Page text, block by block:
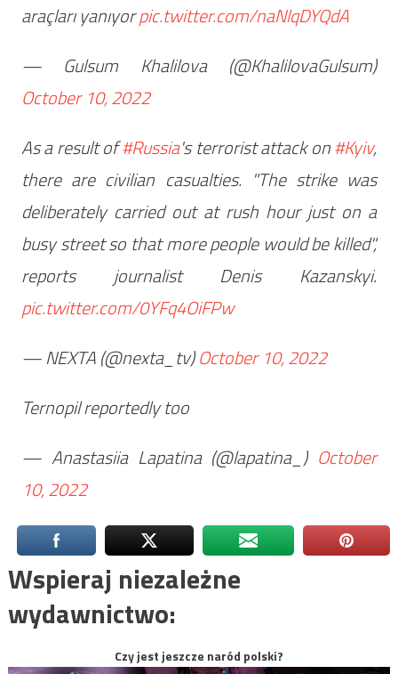
araçları yanıyorpic.twitter.com/naNlqDYQdA
— Gulsum Khalilova (@KhalilovaGulsum)
October 10, 2022
As a result of#Russia's terrorist attack on#Kyiv,
there are civilian casualties. "The strike was
deliberately carried out at rush hour just on a
busy street so that more people would be killed",
reports journalist Denis Kazanskyi.
pic.twitter.com/0YFq4OiFPw
— NEXTA (@nexta_tv)October 10, 2022
Ternopil reportedly too
— Anastasiia Lapatina (@lapatina_) October
10, 2022
Wspieraj niezależne
wydawnictwo:
Czy jest jeszcze naród polski?